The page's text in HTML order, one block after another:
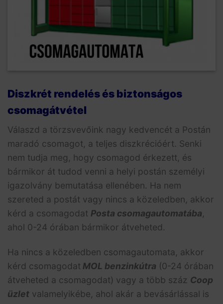
Diszkrét rendelés és biztonságos
csomagátvétel
Válaszd a törzsvevőink nagy kedvencét a Postán
maradó csomagot, a teljes diszkrécióért. Senki
nem tudja meg, hogy csomagod érkezett, és
bármikor át tudod venni a helyi postán személyi
igazolvány bemutatása ellenében. Ha nem
szereted a postát vagy nincs a közeledben, akkor
kérd a csomagodat Posta csomagautomatába,
ahol 0-24 órában bármikor átveheted.
Ha nincs a közeledben csomagautomata, akkor
kérd csomagodat MOL benzinkútra (0-24 órában
átveheted a csomagodat) vagy a több száz Coop
üzlet valamelyikébe, ahol akár a bevásárlással is